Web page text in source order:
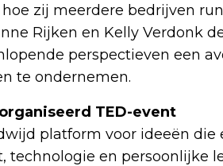
zij meerdere bedrijven
Rijken en Kelly Verdonk
perspectieven een
te ondernemen.
TED-event
platform voor ideeën
technologie en persoonlijke